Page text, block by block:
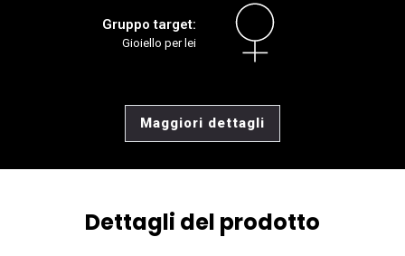
Gruppo target:
Gioiello per lei
Maggiori dettagli
Dettagli del prodotto